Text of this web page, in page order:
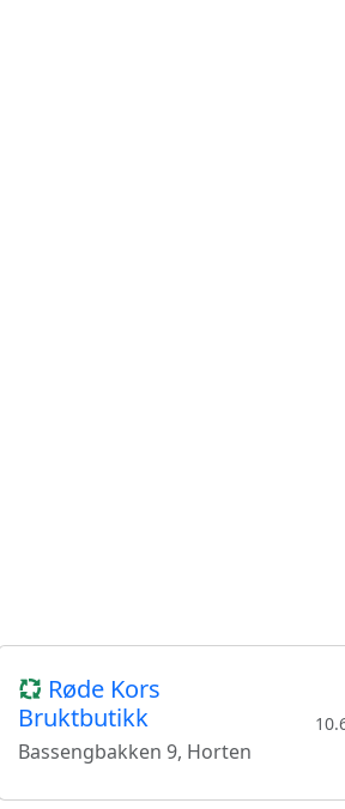
Røde Kors
Bruktbutikk
Bassengbakken 9, Horten